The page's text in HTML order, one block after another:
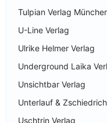
Tulpian Verlag
U-Line Verlag
Ulrike Helmer Verlag
Underground Laika
Unsichtbar Verlag
Unterlauf &
Uschtrin Verlag